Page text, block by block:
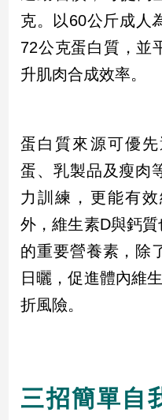
健
康/
親
子/
藝
術
／
文
創
／
影
推
薦
科
運
動
克。以60公斤成人
72公克蛋白質，並
升肌肉合成效率。
蛋白質來源可優
蛋、乳製品及瘦肉
力訓練，更能有
外，維生素D與鈣
的重要營養素，除
日曬，促進體內維
折風險。
三招簡單自